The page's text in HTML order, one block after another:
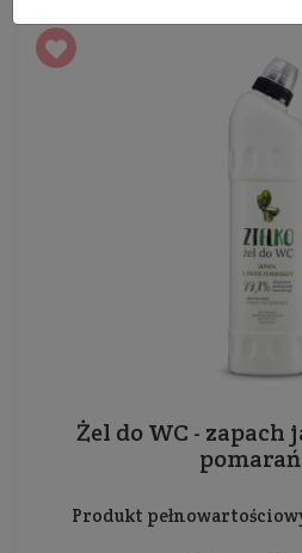
Żel do WC -
Produkt